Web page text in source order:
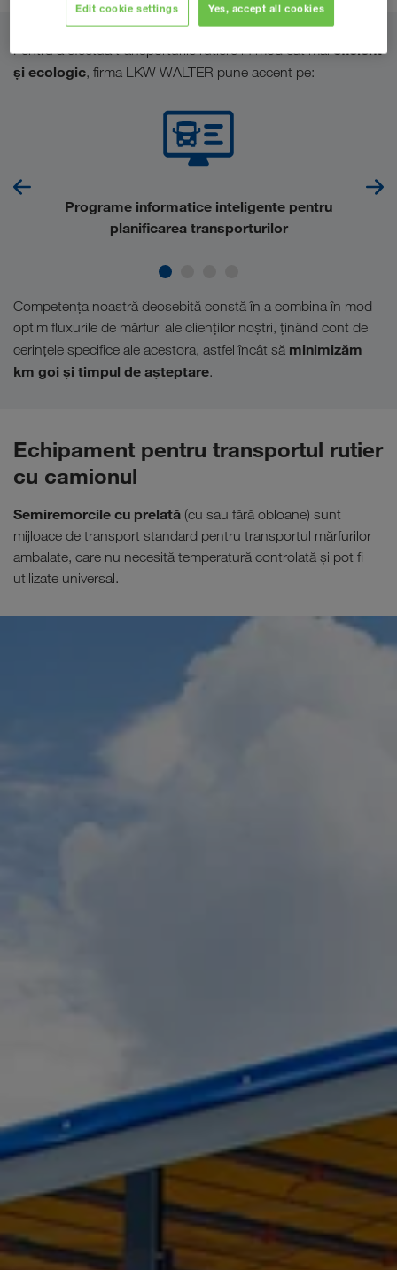
Pentru a efectua transporturile rutiere în mod cât maieficient
şi ecologic, firma LKW WALTER pune accent pe:
Programe informatice inteligente pentru
planificarea transporturilor
Competenţa noastră deosebită constă în a combina în mod
optim fluxurile de mărfuri ale clienţilor noştri, ţinând cont de
cerinţele specifice ale acestora, astfel încât să minimizăm
km goi şi timpul de aşteptare.
Echipament pentru transportul rutier
cu camionul
Semiremorcile cu prelată (cu sau fără obloane) sunt
mijloace de transport standard pentru transportul mărfurilor
ambalate, care nu necesită temperatură controlată şi pot fi
utilizate universal.
Edit cookie settings Yes, accept all cookies